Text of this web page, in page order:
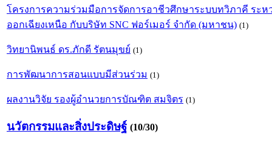
โครงการความร่วมมือการจัดการอาชีวศึกษาระบบทวิภาคี ระ
ออกเฉียงเหนือ กับบริษัท SNC ฟอร์เมอร์ จำกัด (มหาชน) (1)
วิทยานิพนธ์ ดร.ภักดี รัตนมุขย์ (1)
การพัฒนาการสอนแบบมีส่วนร่วม (1)
ผลงานวิจัย รองผู้อำนวยการบัณฑิต สมจิตร (1)
นวัตกรรมและสิ่งประดิษฐ์ (10/30)